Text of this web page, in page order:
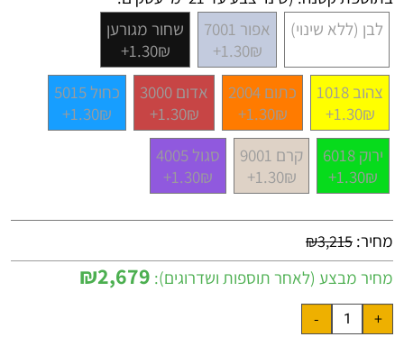
לבן (ללא שינוי)
אפור 7001
1.30₪+
שחור מגורען
1.30₪+
צהוב 1018
1.30₪+
כתום 2004
1.30₪+
אדום 3000
1.30₪+
כחול 5015
1.30₪+
ירוק 6018
1.30₪+
קרם 9001
1.30₪+
סגול 4005
1.30₪+
מחיר: ₪3,215
מחיר מבצע (לאחר תוספות ושדרוגים): ₪2,679